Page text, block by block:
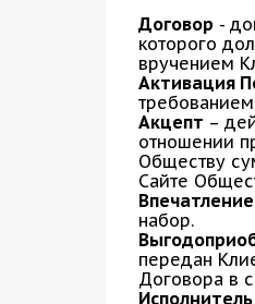
Договор -
которого
вручением
Активация
Акцепт –
отношении
Обществу
Сайте
Впечатление
набор.
передан
Договора в
Исполнитель